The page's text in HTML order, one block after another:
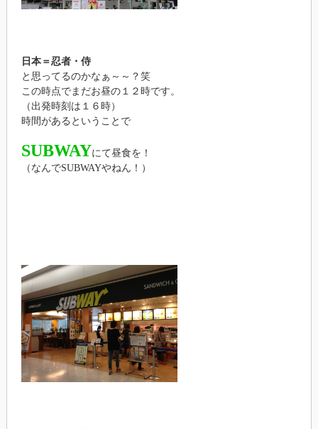
日本＝忍者・侍
と思ってるのかなぁ～～？笑
この時点でまだお昼の１２時です。
（出発時刻は１６時）
時間があるということで
SUBWAYにて昼食を！
（なんでSUBWAYやねん！）